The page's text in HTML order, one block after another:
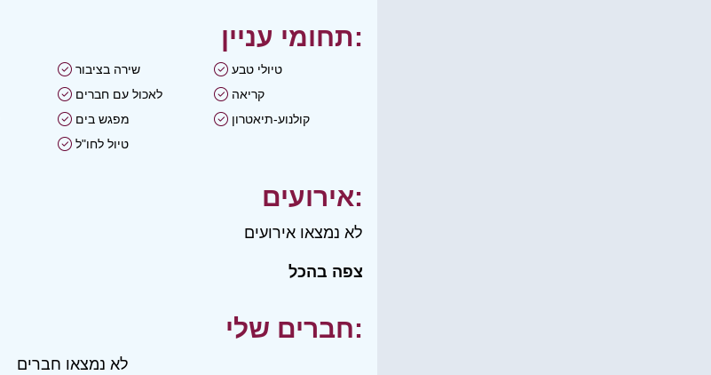
תחומי עניין:
שירה בציבור
טיולי טבע
לאכול עם חברים
קריאה
מפגש בים
קולנוע-תיאטרון
טיול לחו"ל
אירועים:
לא נמצאו אירועים
צפה בהכל
חברים שלי:
לא נמצאו חברים